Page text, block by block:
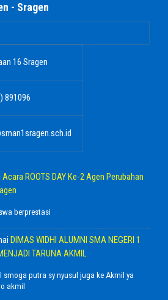
- Sragen
16 Sragen
891096
Acara ROOTS DAY Ke-2 Agen Perubahan
berprestasi
DIMAS WIDHI ALUMNI SMA NEGERI 1
TARUNA AKMIL
smoga putra sy nyusul juga ke Akmil ya
akmil